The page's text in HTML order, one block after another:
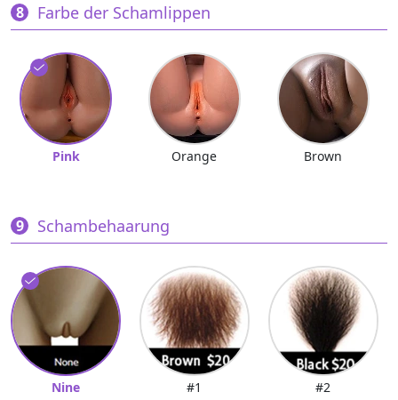
Farbe der Schamlippen
Pink Orange Brown
Schambehaarung
Nine
#1
#2